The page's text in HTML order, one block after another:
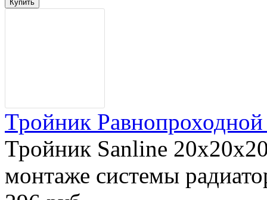
Тройник
Тройник Sanline
монтаже системы